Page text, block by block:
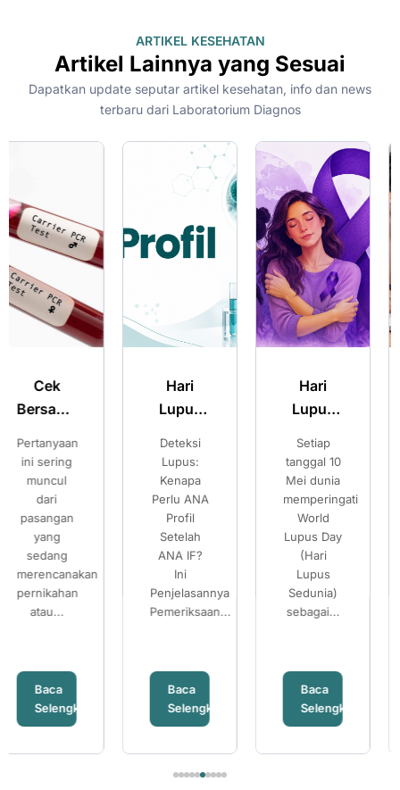
ARTIKEL KESEHATAN
Artikel Lainnya yang Sesuai
Dapatkan update seputar artikel kesehatan, info dan news
terbaru dari Laboratorium Diagnos
Lupus
Kenali
Gejala
dan
Pentingnya
Pemeriksaan
ANA IF
Deteksi
Lupus:
Kenapa
Perlu ANA
Profil
Setelah
ANA IF?
Ini
Penjelasannya
Pemeriksaan...
Selengkapnya
Lupus
Kenali
Gejala
Lupus
Pentingnya
Pemeriksaan
ANA IF
Setiap
tanggal 10
Mei dunia
memperingati
Lupus Day
(Hari
Sedunia)
sebagai...
Selengkapnya
Kehamilan
Pilihan
Setelah
Mengetahui
Risiko
Pilihan
Setelah
Mengetahui
Risiko
Thalassemia
Banyak
pasangan
kehamilan...